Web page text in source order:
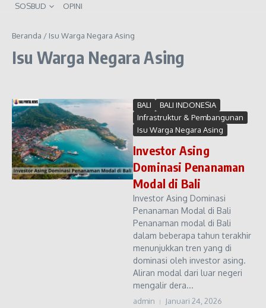
SOSBUD
OPINI
Beranda / Isu Warga Negara Asing
Isu Warga Negara Asing
BALI
BALI INDONESIA
Infrastruktur & Pembangunan
Isu Warga Negara Asing
Investor Asing
Dominasi Penanaman
Modal di Bali
Investor Asing Dominasi
Penanaman Modal di Bali
Penanaman modal di Bali
dalam beberapa tahun terakhir
menunjukkan tren yang di
dominasi oleh investor asing.
Aliran modal dari luar negeri
mengalir dera...
admin Januari 24, 2026